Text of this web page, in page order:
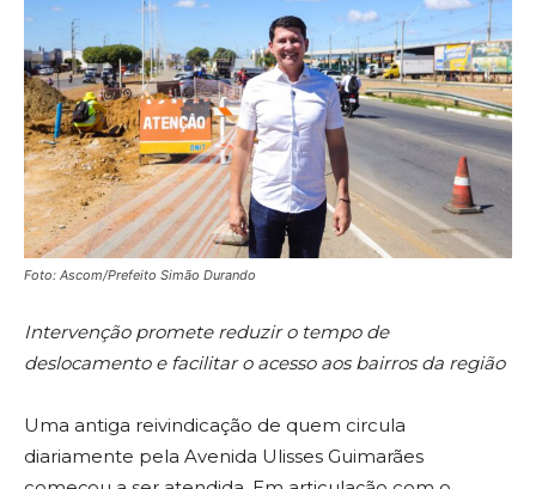
Foto: Ascom/Prefeito Simão Durando
Intervenção promete reduzir o tempo de
deslocamento e facilitar o acesso aos bairros da região
Uma antiga reivindicação de quem circula
diariamente pela Avenida Ulisses Guimarães